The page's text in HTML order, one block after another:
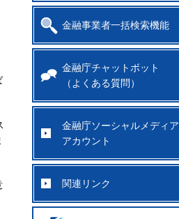
金融事業者一括検索機能
金融庁チャットボット
（よくある質問）
金融庁ソーシャルメディア
アカウント
関連リンク